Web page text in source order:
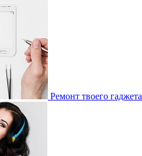
Ремонт твоего гаджета